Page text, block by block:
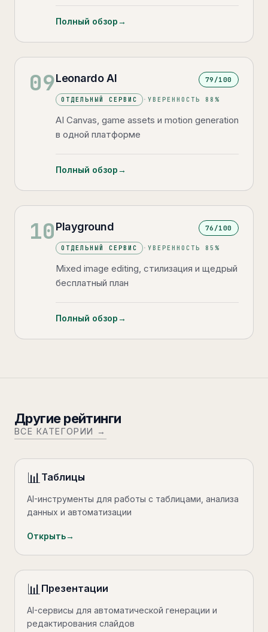
Полный обзор→
09Leonardo AI 79 /100
ОТДЕЛЬНЫЙ СЕРВИС · УВЕРЕННОСТЬ 88 %
AI Canvas, game assets и motion generation
в одной платформе
Полный обзор→
10Playground 76 /100
ОТДЕЛЬНЫЙ СЕРВИС · УВЕРЕННОСТЬ 85 %
Mixed image editing, стилизация и щедрый
бесплатный план
Полный обзор→
Другие рейтинги
ВСЕ КАТЕГОРИИ →
📊Таблицы
AI-инструменты для работы с таблицами, анализа
данных и автоматизации
Открыть→
📊Презентации
AI-сервисы для автоматической генерации и
редактирования слайдов